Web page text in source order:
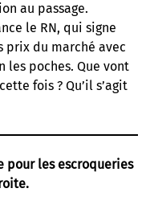
au passage.
le RN, qui signe
prix du marché avec
les poches. Que vont
fois ? Qu’il s’agit
pour les escroqueries